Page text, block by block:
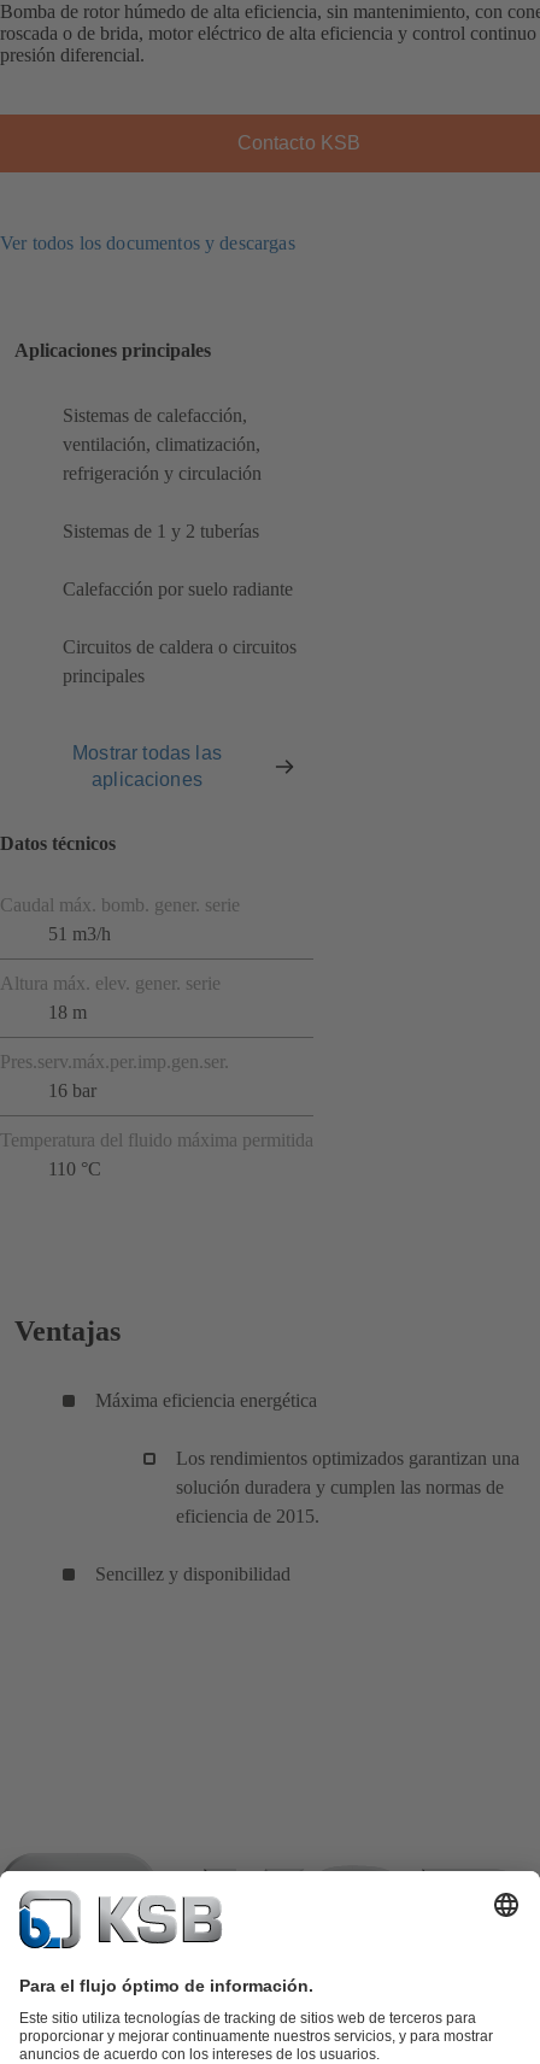
Bomba de rotor húmedo de alta eficiencia, sin mantenimiento, con
roscada o de brida, motor eléctrico de alta eficiencia y control continuo
presión diferencial.
Contacto KSB
Ver todos los documentos y descargas
Aplicaciones principales
Sistemas de calefacción,
ventilación, climatización,
refrigeración y circulación
Sistemas de 1 y 2 tuberías
Calefacción por suelo radiante
Circuitos de caldera o circuitos
principales
Mostrar todas las
aplicaciones
Datos técnicos
Caudal máx. bomb. gener. serie
51 m3/h
Altura máx. elev. gener. serie
18 m
Pres.serv.máx.per.imp.gen.ser.
16 bar
Temperatura del fluido máxima permitida
110 °C
Ventajas
Máxima eficiencia energética
Los rendimientos optimizados garantizan una
solución duradera y cumplen las normas de
eficiencia de 2015.
Sencillez y disponibilidad